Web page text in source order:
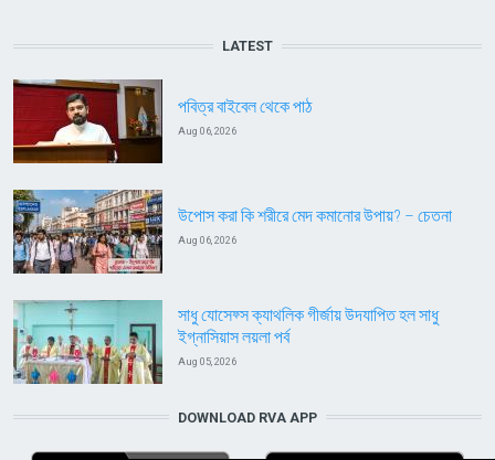
LATEST
পবিত্র বাইবেল থেকে পাঠ
Aug 06, 2026
উপোস করা কি শরীরে মেদ কমানোর উপায়? – চেতনা
Aug 06, 2026
সাধু যোসেফ্স ক্যাথলিক গীর্জায় উদযাপিত হল সাধু
ইগ্নাসিয়াস লয়লা পর্ব
Aug 05, 2026
DOWNLOAD RVA APP